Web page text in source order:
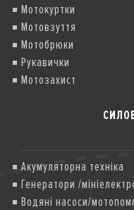
Мотокуртки
Мотовзуття
Мотобрюки
Рукавички
Мотозахист
Акумуляторна техніка
Генератори /
Водяні насоси/